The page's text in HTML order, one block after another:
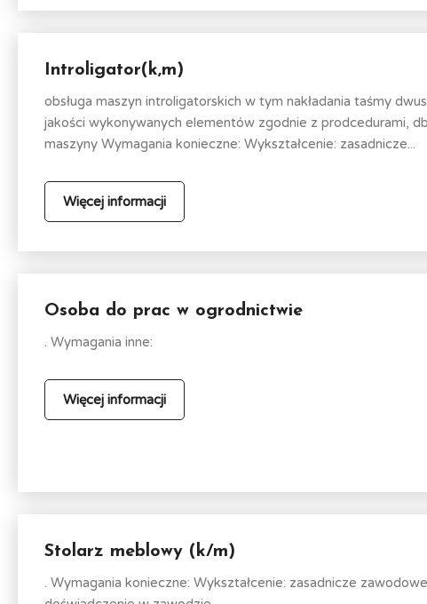
Introligator(k,m)
obsługa maszyn introligatorskich w tym nakładania taśmy
jakości wykonywanych elementów zgodnie z prodcedurami,
maszyny Wymagania konieczne: Wykształcenie: zasadnicze...
Więcej informacji
Osoba do prac w ogrodnictwie
. Wymagania inne:
Więcej informacji
Stolarz meblowy (k/m)
. Wymagania konieczne: Wykształcenie: zasadnicze